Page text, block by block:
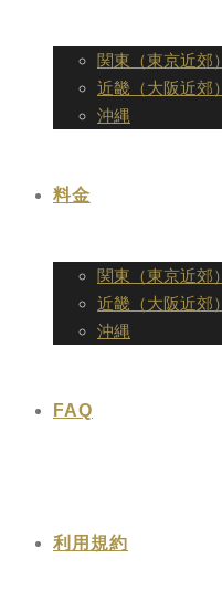
関東（東京近郊）
近畿（大阪近郊）
沖縄
料金
関東（東京近郊）
近畿（大阪近郊）
沖縄
FAQ
利用規約